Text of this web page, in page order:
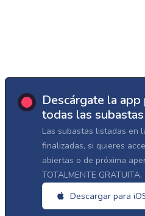
Descárgate la app
todas las subastas
Las subastas listadas en
finalizadas, si quieres
abiertas o de próxima
TOTALMENTE
Descargar para